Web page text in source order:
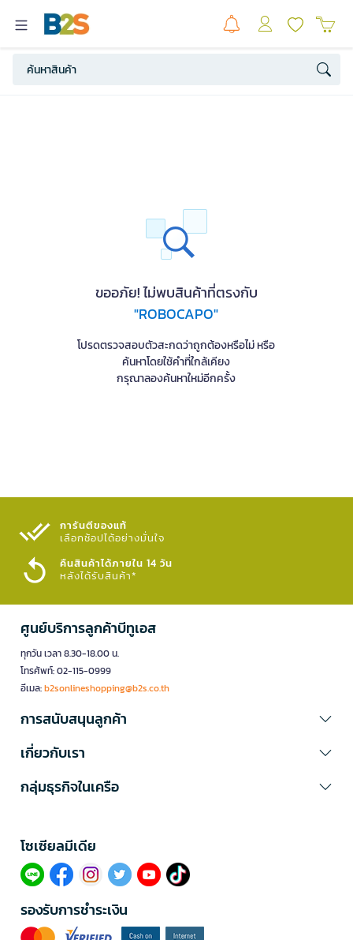
ขออภัย! ไม่พบสินค้าที่ตรงกับ
"ROBOCAPO"
โปรดตรวจสอบตัวสะกดว่าถูกต้องหรือไม่ หรือ
ค้นหาโดยใช้คำที่ใกล้เคียง
กรุณาลองค้นหาใหม่อีกครั้ง
การันตีของแท้
เลือกช้อปได้อย่างมั่นใจ​
คืนสินค้าได้ภายใน 14 วัน
หลังได้รับสินค้า*
ศูนย์บริการลูกค้าบีทูเอส
ทุกวัน เวลา 8.30-18.00 น.
โทรศัพท์: 02-115-0999
อีเมล:b2sonlineshopping@b2s.co.th
การสนับสนุนลูกค้า
เกี่ยวกับเรา
กลุ่มธุรกิจในเครือ
โซเซียลมีเดีย​
รองรับการชำระเงิน